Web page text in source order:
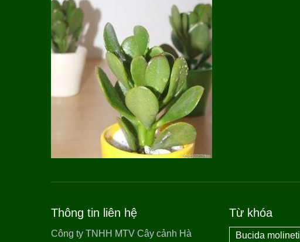
Thông tin liên hệ
Công ty TNHH MTV Cây cảnh Hà
Từ khóa
Bucida molineti